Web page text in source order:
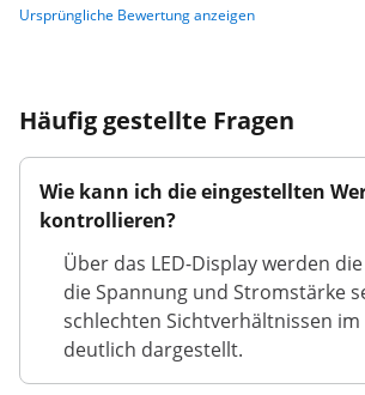
Ursprüngliche Bewertung anzeigen
Häufig gestellte Fragen
Wie kann ich die eingestellten
kontrollieren?
Über das LED-Display werden
die Spannung und Stromstärke
schlechten Sichtverhältnissen im
deutlich dargestellt.